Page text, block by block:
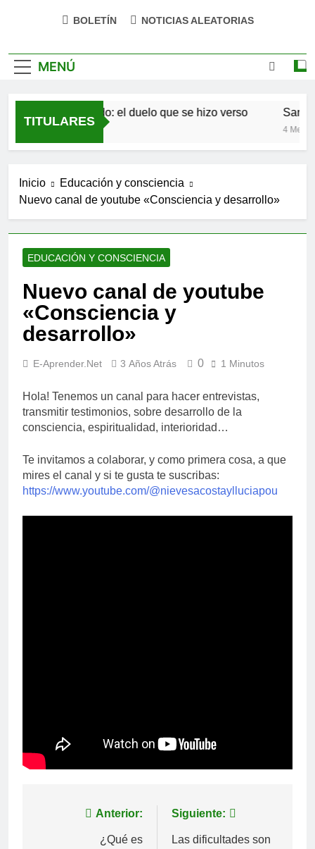
BOLETÍN NOTICIAS ALEATORIAS
MENÚ
TITULARES
Antonio Machado: el duelo que se hizo verso San
4 Meses
Inicio
Educación y consciencia
Nuevo canal de youtube «Consciencia y desarrollo»
EDUCACIÓN Y CONSCIENCIA
Nuevo canal de youtube
«Consciencia y
desarrollo»
E-Aprender.net 3 Años Atrás 0 1 Minutos
Hola! Tenemos un canal para hacer entrevistas,
transmitir testimonios, sobre desarrollo de la
consciencia, espiritualidad, interioridad…
Te invitamos a colaborar, y como primera cosa, a que
mires el canal y si te gusta te suscribas:
https://www.youtube.com/@nievesacostaylluciapou
Navegación
Anterior:
¿Qué es
Siguiente:
Las dificultades son